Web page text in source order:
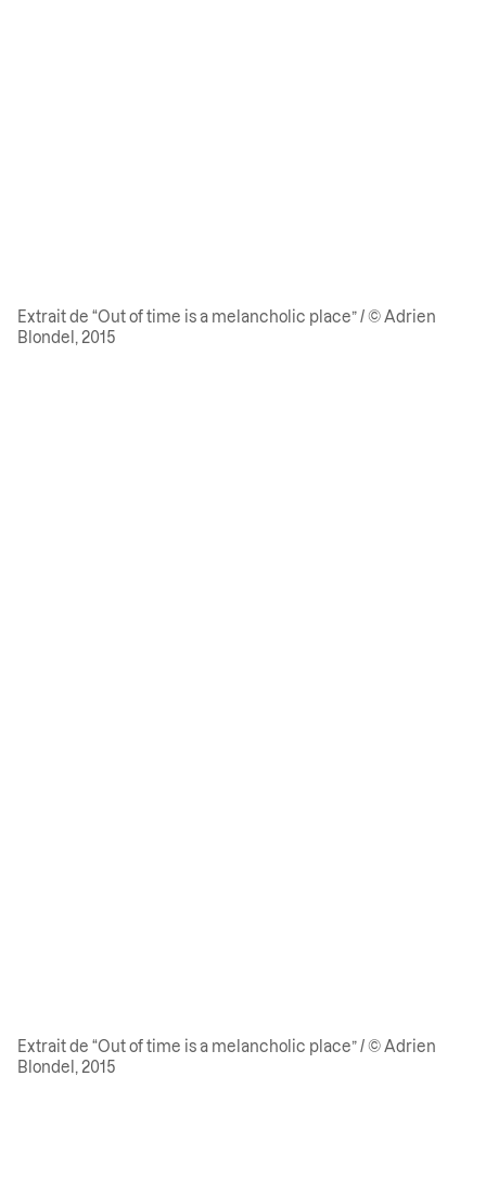
Extrait de “Out of time is a melancholic place” / © Adrien
Blondel, 2015
Extrait de “Out of time is a melancholic place” / © Adrien
Blondel, 2015